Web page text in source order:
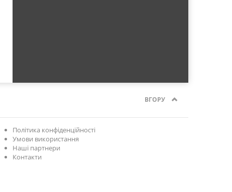
ВГОРУ
Політика конфіденційності
Умови використання
Наші партнери
Контакти